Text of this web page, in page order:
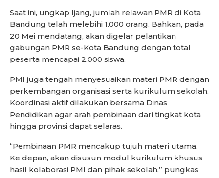
Saat ini, ungkap Ijang, jumlah relawan PMR di Kota
Bandung telah melebihi 1.000 orang. Bahkan, pada
20 Mei mendatang, akan digelar pelantikan
gabungan PMR se-Kota Bandung dengan total
peserta mencapai 2.000 siswa.
PMI juga tengah menyesuaikan materi PMR dengan
perkembangan organisasi serta kurikulum sekolah.
Koordinasi aktif dilakukan bersama Dinas
Pendidikan agar arah pembinaan dari tingkat kota
hingga provinsi dapat selaras.
“Pembinaan PMR mencakup tujuh materi utama.
Ke depan, akan disusun modul kurikulum khusus
hasil kolaborasi PMI dan pihak sekolah,” pungkas